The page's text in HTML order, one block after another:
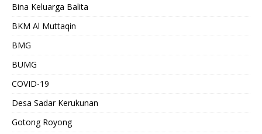
Bina Keluarga Balita
BKM Al Muttaqin
BMG
BUMG
COVID-19
Desa Sadar Kerukunan
Gotong Royong